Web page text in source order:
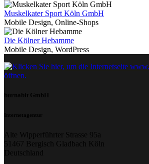
Muskelkater Sport Köln GmbH
Mobile Design, Online-Shops
Die Kölner Hebamme
Mobile Design, WordPress
burnabit GmbH
Internetagentur
Alte Wipperführter Strasse 95a
51467 Bergisch Gladbach Köln
Deutschland